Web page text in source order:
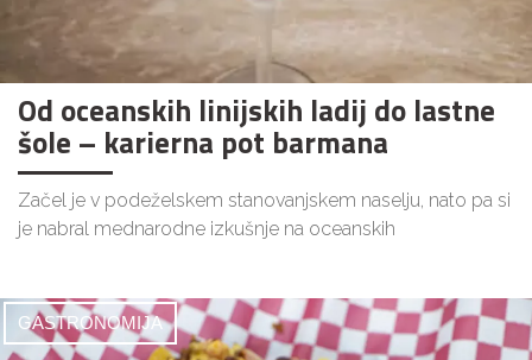
Od oceanskih linijskih ladij do lastne
šole – karierna pot barmana
Začel je v podeželskem stanovanjskem naselju, nato pa si
je nabral mednarodne izkušnje na oceanskih
GASTRONOMIJA